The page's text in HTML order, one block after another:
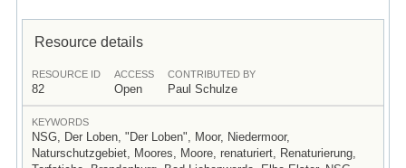
Resource details
RESOURCE ID
82
ACCESS
Open
CONTRIBUTED BY
Paul Schulze
KEYWORDS
NSG, Der Loben, "Der Loben", Moor, Niedermoor,
Naturschutzgebiet, Moores, Moore, renaturiert, Renaturierung,